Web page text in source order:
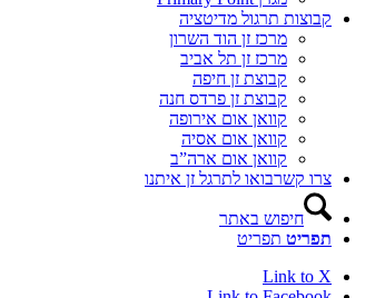
קבוצות תרגול מדיטציה
מרכז זן הוד השרון
מרכז זן תל אביב
קבוצת זן חיפה
קבוצת זן פרדס חנה
קוואן אום אירופה
קוואן אום אסיה
קוואן אום ארה”ב
צרו קשרבואו לתרגל זן איתנו
חיפוש באתר
תפריט תפריט
Link to X